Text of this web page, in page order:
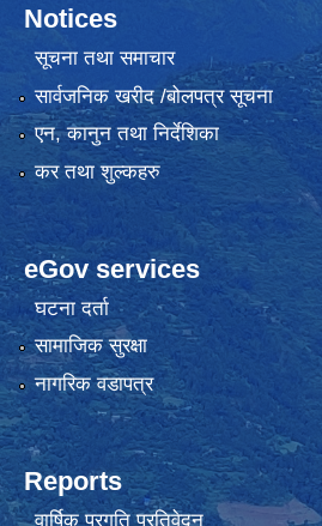
Notices
सूचना तथा समाचार
सार्वजनिक खरीद /बोलपत्र सूचना
एन, कानुन तथा निर्देशिका
कर तथा शुल्कहरु
eGov services
घटना दर्ता
सामाजिक सुरक्षा
नागरिक वडापत्र
Reports
वार्षिक प्रगति प्रतिवेदन